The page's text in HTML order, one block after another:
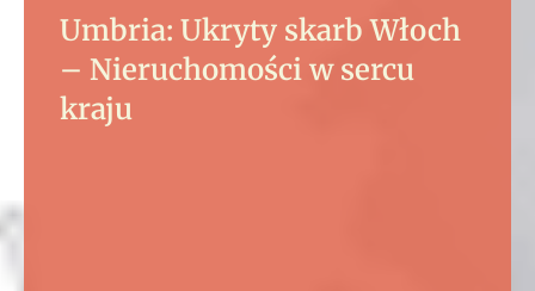
Umbria: Ukryty skarb Włoch
– Nieruchomości w sercu
kraju